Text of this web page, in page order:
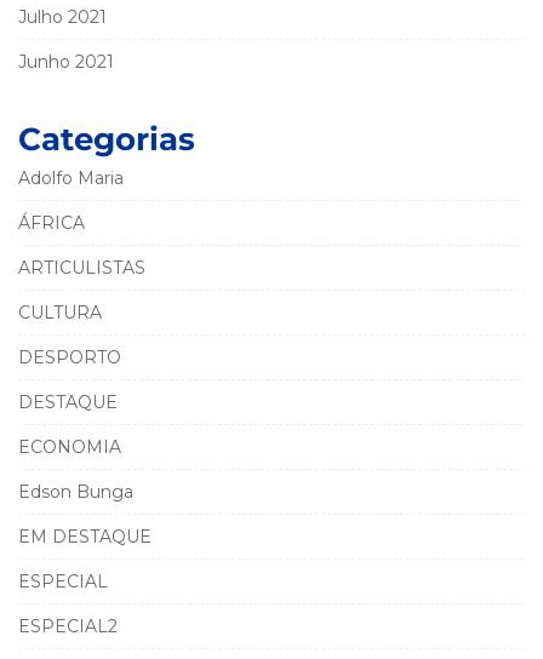
Julho 2021
Junho 2021
Categorias
Adolfo Maria
ÁFRICA
ARTICULISTAS
CULTURA
DESPORTO
DESTAQUE
ECONOMIA
Edson Bunga
EM DESTAQUE
ESPECIAL
ESPECIAL2